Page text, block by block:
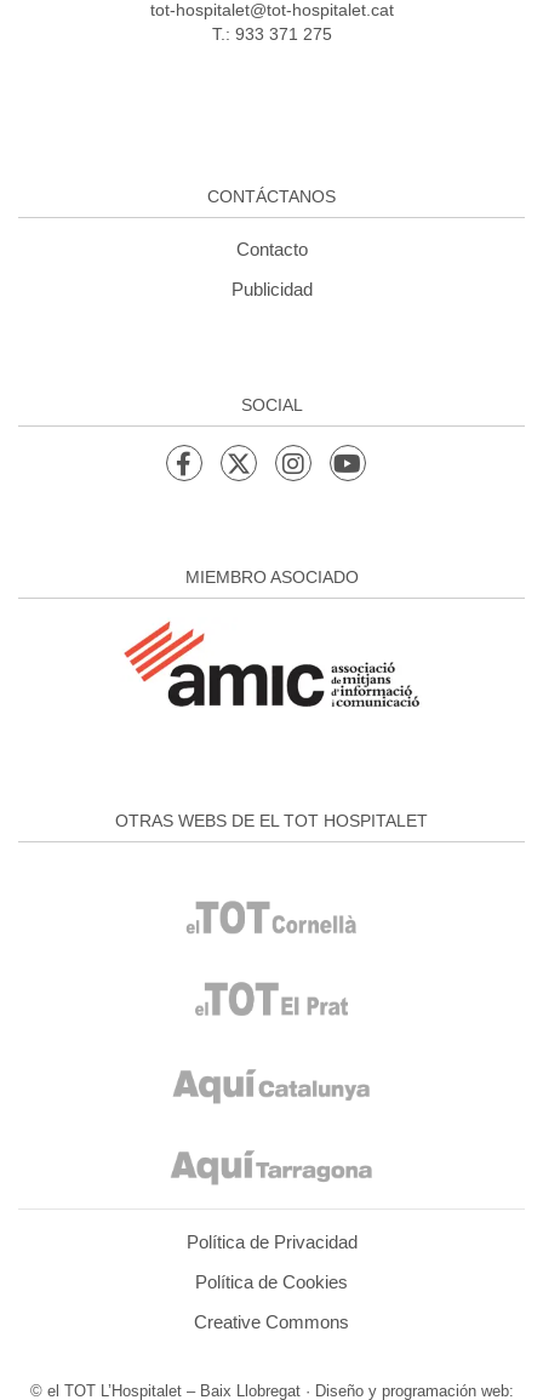
tot-hospitalet@tot-hospitalet.cat
T.: 933 371 275
CONTÁCTANOS
Contacto
Publicidad
SOCIAL
MIEMBRO ASOCIADO
OTRAS WEBS DE EL TOT HOSPITALET
Política de Privacidad
Política de Cookies
Creative Commons
© el TOT L’Hospitalet – Baix Llobregat · Diseño y programación web: